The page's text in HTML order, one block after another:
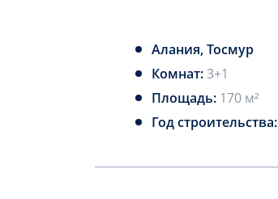
Алания, Тосмур
Комнат:3+1
Площадь: 170 м²
Год строительства: